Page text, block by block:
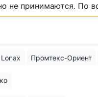
не принимаются. По
Lonax Промтекс-Ориент